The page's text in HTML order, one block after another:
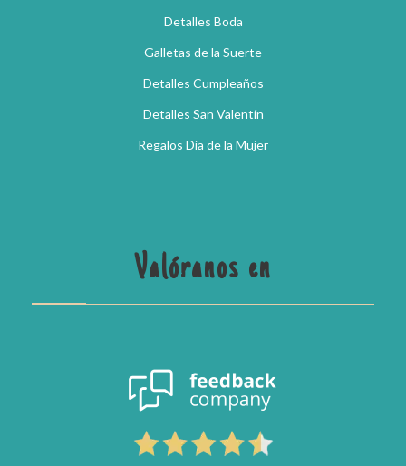
Detalles Boda
Galletas de la Suerte
Detalles Cumpleaños
Detalles San Valentín
Regalos Día de la Mujer
Valóranos en